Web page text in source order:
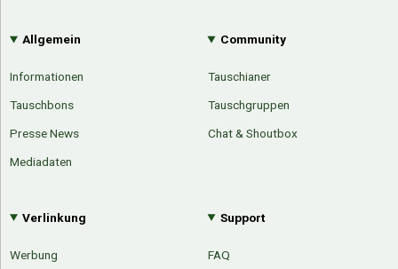
Allgemein
Informationen
Tauschbons
Presse News
Mediadaten
Community
Tauschianer
Tauschgruppen
Chat & Shoutbox
Verlinkung
Werbung
Support
FAQ